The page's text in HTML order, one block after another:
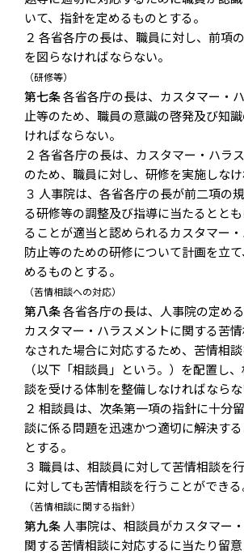
いて、指針を定めるものとする。
２ 各省各庁の長は、職員に対し、前項
を図らなければならない。
（研修等）
第七条各省各庁の長は、カスタマー・
止等のため、職員の意識の啓発及び知
ければならない。
２ 各省各庁の長は、カスタマー・ハラ
のため、職員に対し、研修を実施しなけ
３ 人事院は、各省各庁の長が前二項の
る研修等の調整及び指導に当たるとと
ることが適当と認められるカスタマー
防止等のための研修について計画を立
めるものとする。
（苦情相談への対応）
第八条各省各庁の長は、人事院の定める
カスタマー・ハラスメントに関する苦
なされた場合に対応するため、苦情相
（以下「相談員」という。）を配置し
談を受ける体制を整備しなければならな
２ 相談員は、次条第一項の指針に十分
談に係る問題を迅速かつ適切に解決す
とする。
３ 職員は、相談員に対して苦情相談を
に対しても苦情相談を行うことができる
（苦情相談に関する指針）
第九条 人事院は、相談員がカスタマー
関する苦情相談に対応するに当たり留